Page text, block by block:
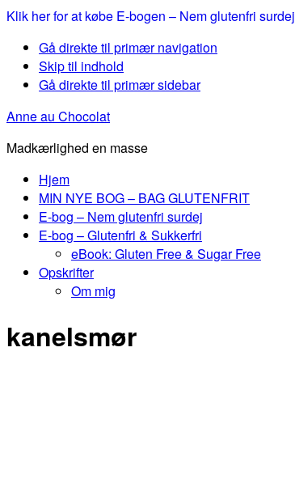
Klik her for at købe E-bogen – Nem glutenfri surdej
Gå direkte til primær navigation
Skip til indhold
Gå direkte til primær sidebar
Anne au Chocolat
Madkærlighed en masse
Hjem
MIN NYE BOG – BAG GLUTENFRIT
E-bog – Nem glutenfri surdej
E-bog – Glutenfri & Sukkerfri
eBook: Gluten Free & Sugar Free
Opskrifter
Om mig
kanelsmør